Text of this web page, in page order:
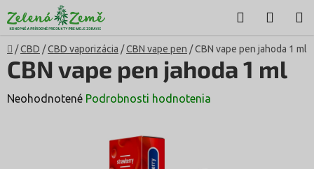
na
Hľadať
Domov
/CBD /CBD vaporizácia /CBN vape pen /CBN vape pen jahoda 1 ml
CBN vape pen jahoda 1 ml
Priemerné
Neohodnotené Podrobnosti hodnotenia